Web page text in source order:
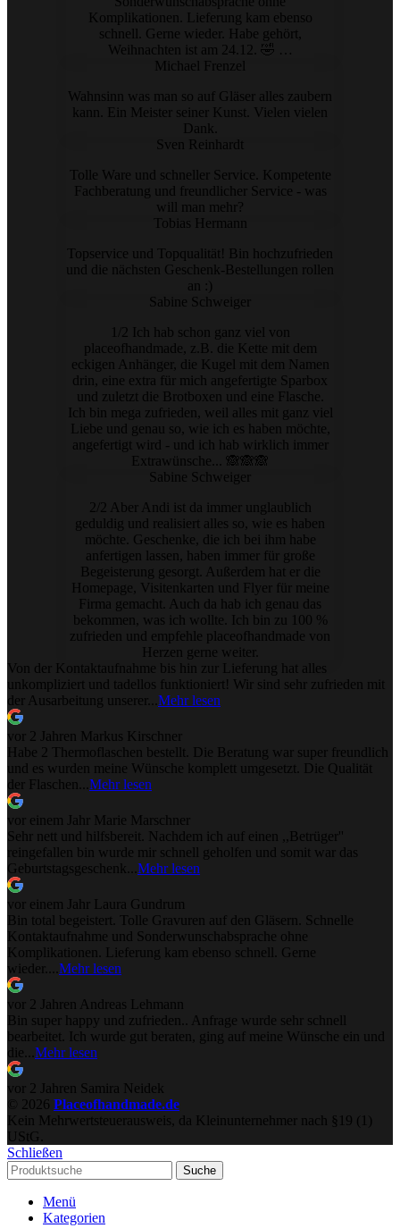
Komplikationen. Lieferung kam ebenso
schnell. Gerne wieder. Habe gehört,
Weihnachten ist am 24.12. 🤣 …
Michael Frenzel
Wahnsinn was man so auf Gläser alles zaubern
kann. Ein Meister seiner Kunst. Vielen vielen
Dank.
Sven Reinhardt
Tolle Ware und schneller Service. Kompetente
Fachberatung und freundlicher Service - was
will man mehr?
Tobias Hermann
Topservice und Topqualität! Bin hochzufrieden
und die nächsten Geschenk-Bestellungen rollen
an :)
Sabine Schweiger
1/2 Ich hab schon ganz viel von
placeofhandmade, z.B. die Kette mit dem
eckigen Anhänger, die Kugel mit dem Namen
drin, eine extra für mich angefertigte Sparbox
und zuletzt die Brotboxen und eine Flasche.
Ich bin mega zufrieden, weil alles mit ganz viel
Liebe und genau so, wie ich es haben möchte,
angefertigt wird - und ich hab wirklich immer
Extrawünsche... 🙈🙈🙈
Sabine Schweiger
2/2 Aber Andi ist da immer unglaublich
geduldig und realisiert alles so, wie es haben
möchte. Geschenke, die ich bei ihm habe
anfertigen lassen, haben immer für große
Begeisterung gesorgt. Außerdem hat er die
Homepage, Visitenkarten und Flyer für meine
Firma gemacht. Auch da hab ich genau das
bekommen, was ich wollte. Ich bin zu 100 %
zufrieden und empfehle placeofhandmade von
Herzen gerne weiter.
Von der Kontaktaufnahme bis hin zur Lieferung hat alles
unkompliziert und tadellos funktioniert! Wir sind sehr zufrieden mit
der Ausarbeitung unserer... Mehr lesen
vor 2 Jahren Markus Kirschner
Habe 2 Thermoflaschen bestellt. Die Beratung war super freundlich
und es wurden meine Wünsche komplett umgesetzt. Die Qualität
der Flaschen... Mehr lesen
vor einem Jahr
Marie Marschner
Sehr nett und hilfsbereit. Nachdem ich auf einen ,,Betrüger''
reingefallen bin wurde mir schnell geholfen und somit war das
Geburtstagsgeschenk... Mehr lesen
vor einem Jahr
Laura Gundrum
Bin total begeistert. Tolle Gravuren auf den Gläsern. Schnelle
Kontaktaufnahme und Sonderwunschabsprache ohne
Komplikationen. Lieferung kam ebenso schnell. Gerne
wieder.... Mehr lesen
vor 2 Jahren Andreas Lehmann
Bin super happy und zufrieden.. Anfrage wurde sehr schnell
bearbeitet. Ich wurde gut beraten, ging auf meine Wünsche ein und
die... Mehr lesen
vor 2 Jahren Samira Neidek
© 2026 Placeofhandmade.de
Kein Mehrwertsteuerausweis, da Kleinunternehmer nach §19 (1)
UStG.
Schließen
Suche
Menü
Kategorien